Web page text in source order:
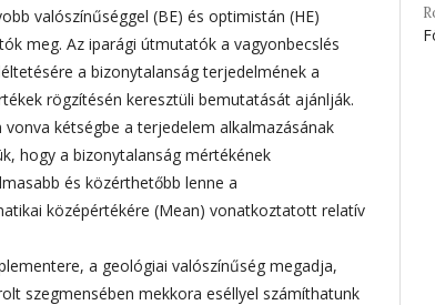
valószínűséggel (BE) és optimistán (HE)
meg. Az iparági útmutatók a vagyonbecslés
a bizonytalanság terjedelmének a
rögzítésén keresztüli bemutatását ajánlják.
kétségbe a terjedelem alkalmazásának
hogy a bizonytalanság mértékének
és közérthetőbb lenne a
középértékére (Mean) vonatkoztatott relatív
a geológiai valószínűség megadja,
szegmensében mekkora eséllyel számíthatunk